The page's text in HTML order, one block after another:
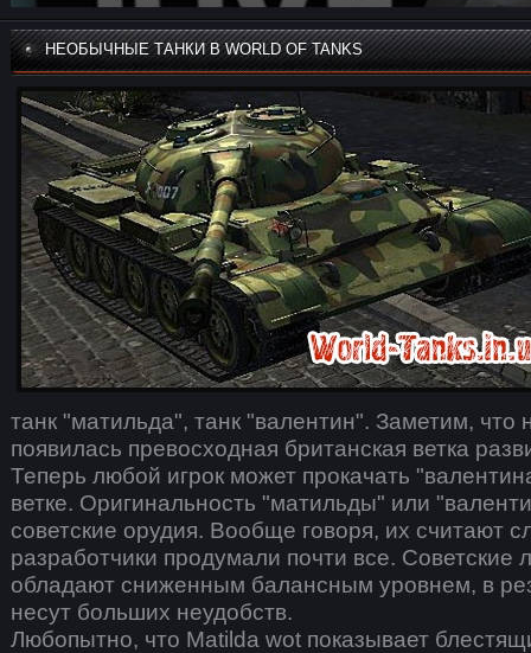
НЕОБЫЧНЫЕ ТАНКИ В WORLD OF TANKS
танк "матильда", танк "валентин". Заметим, что
появилась превосходная британская ветка
Теперь любой игрок может прокачать
ветке. Оригинальность "матильды" или
советские орудия. Вообще говоря, их считают
разработчики продумали почти все. Советские
обладают сниженным балансным уровнем, в
несут больших неудобств.
Любопытно, что Matilda wot показывает